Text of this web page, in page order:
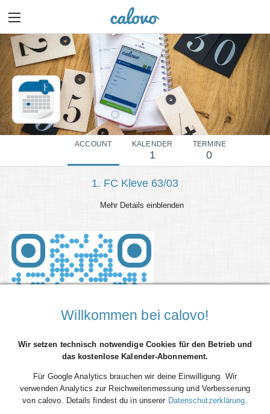
ACCOUNT KALENDER
1
TERMINE
0
1. FC Kleve 63/03
Mehr Details einblenden
Du willst alle Spieltermine von 1. FC Kleve 63/03 direkt als Terminserie
Willkommen bei calovo!
Wir setzen technisch notwendige Cookies für den Betrieb und
das kostenlose Kalender-Abonnement.
Für Google Analytics brauchen wir deine Einwilligung. Wir
verwenden Analytics zur Reichweitenmessung und Verbesserung
von calovo. Details findest du in unserer Datenschutzerklärung.